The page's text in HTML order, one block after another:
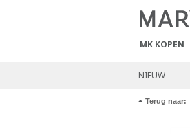
MK KOPEN
NIEUW
Terug naar: